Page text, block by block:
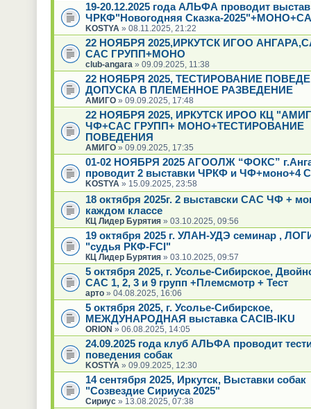
19-20.12.2025 года АЛЬФА проводит
ЧРКФ"Новогодняя Сказка-
KOSTYA » 08.11.2025, 21:22
22 НОЯБРЯ 2025,ИРКУТСК ИГОО
САС ГРУПП+МОНО
club-angara » 09.09.2025, 11:38
22 НОЯБРЯ 2025, ТЕСТИРОВАНИЕ
ДОПУСКА В ПЛЕМЕННОЕ РАЗВЕДЕНИЕ
АМИГО» 09.09.2025, 17:48
22 НОЯБРЯ 2025, ИРКУТСК ИРОО КЦ
ЧФ+САС ГРУПП+ МОНО+ТЕСТИРОВАНИЕ
ПОВЕДЕНИЯ
АМИГО» 09.09.2025, 17:35
01-02 НОЯБРЯ 2025 АГООЛЖ “ФОКС”
проводит 2 выставки ЧРКФ и ЧФ+моно+4
KOSTYA » 15.09.2025, 23:58
18 октября 2025г. 2 выставски САС ЧФ +
каждом классе
КЦ Лидер Бурятия» 03.10.2025, 09:56
19 октября 2025 г. УЛАН-УДЭ семинар ,
"судья РКФ-FCI"
КЦ Лидер Бурятия» 03.10.2025, 09:57
5 октября 2025, г. Усолье-Сибирское,
САС 1, 2, 3 и 9 групп +Племсмотр + Тест
арто» 04.08.2025, 16:06
5 октября 2025, г. Усолье-Сибирское,
МЕЖДУНАРОДНАЯ выставка CACIB-IKU
ORION » 06.08.2025, 14:05
24.09.2025 года клуб АЛЬФА проводит
поведения собак
KOSTYA » 09.09.2025, 12:30
14 сентября 2025, Иркутск, Выставки собак
"Созвездие Сириуса 2025"
Сириус» 13.08.2025, 07:38